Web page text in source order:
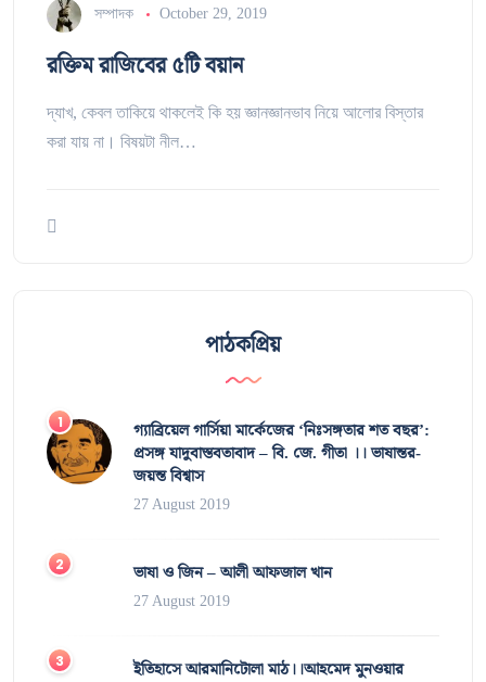
সম্পাদক October 29, 2019
রক্তিম রাজিবের ৫টি বয়ান
দ্যাখ, কেবল তাকিয়ে থাকলেই কি হয় জ্ঞানজ্ঞানভাব নিয়ে আলোর বিস্তার
করা যায় না। বিষয়টা নীল…
পাঠকপ্রিয়
গ্যাব্রিয়েল গার্সিয়া মার্কেজের ‘নিঃসঙ্গতার শত বছর’:
প্রসঙ্গ যাদুবাস্তবতাবাদ – বি. জে. গীতা ।। ভাষান্তর-
জয়ন্ত বিশ্বাস
27 August 2019
ভাষা ও জিন – আলী আফজাল খান
27 August 2019
ইতিহাসে আরমানিটোলা মাঠ।।আহমেদ মুনওয়ার